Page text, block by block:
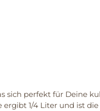
sich perfekt für Deine
1/4 Liter und ist